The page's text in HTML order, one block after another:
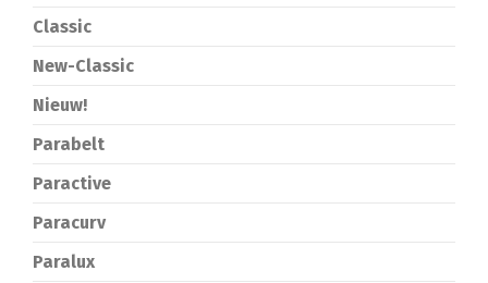
Classic
New-Classic
Nieuw!
Parabelt
Paractive
Paracurv
Paralux